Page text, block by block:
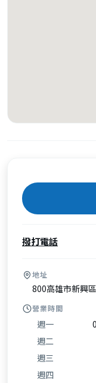
撥打電話
地址
800高雄市新興
營業時間
週一
週二
週三
週四